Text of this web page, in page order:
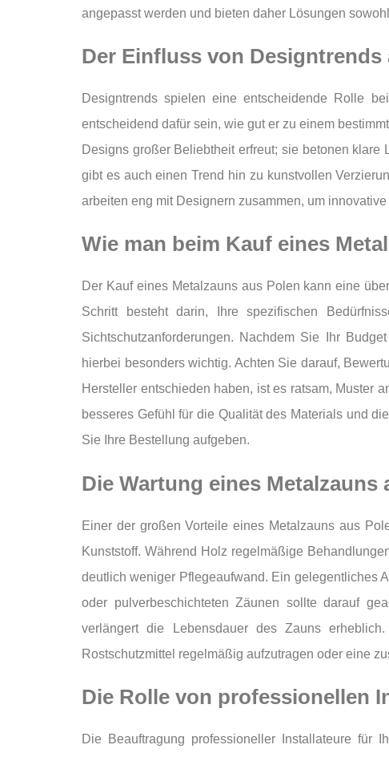
angepasst werden und bieten daher Lösungen
Der Einfluss von Designtrends
Designtrends spielen eine entscheidende Rolle
entscheidend dafür sein, wie gut er zu einem
Designs großer Beliebtheit erfreut; sie betonen
gibt es auch einen Trend hin zu kunstvollen
arbeiten eng mit Designern zusammen, um
Wie man beim Kauf eines
Der Kauf eines Metalzauns aus Polen kann eine
Schritt besteht darin, Ihre spezifischen
Sichtschutzanforderungen. Nachdem Sie Ihr
hierbei besonders wichtig. Achten Sie darauf,
Hersteller entschieden haben, ist es ratsam, Muster
besseres Gefühl für die Qualität des Materials und
Sie Ihre Bestellung aufgeben.
Die Wartung eines
Einer der großen Vorteile eines Metalzauns aus
Kunststoff. Während Holz regelmäßige
deutlich weniger Pflegeaufwand. Ein gelegentliches
oder pulverbeschichteten Zäunen sollte darauf
verlängert die Lebensdauer des Zauns
Rostschutzmittel regelmäßig aufzutragen oder eine
Die Rolle von professionellen
Die Beauftragung professioneller Installateure für